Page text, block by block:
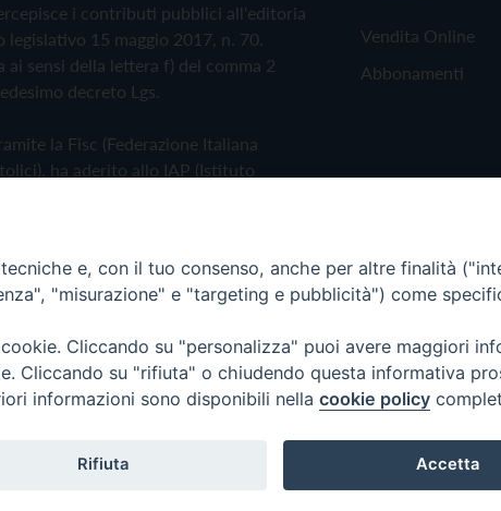
i contributi pubblici all'editoria
legislativo 15 maggio 2017, n. 70.
ai sensi della lettera f) del comma 2
decreto Lgs.
la Fisc (Federazione Italiana
ha aderito allo IAP (Istituto
Cookie Policy
Vendita Online
Abbonamenti
e, con il tuo consenso, anche per altre finalità
"misurazione" e "targeting e pubblicità") come
Cliccando su "personalizza" puoi avere maggiori
Cliccando su "rifiuta" o chiudendo questa informativa
informazioni sono disponibili nella cookie policy
Rifiuta Accetta